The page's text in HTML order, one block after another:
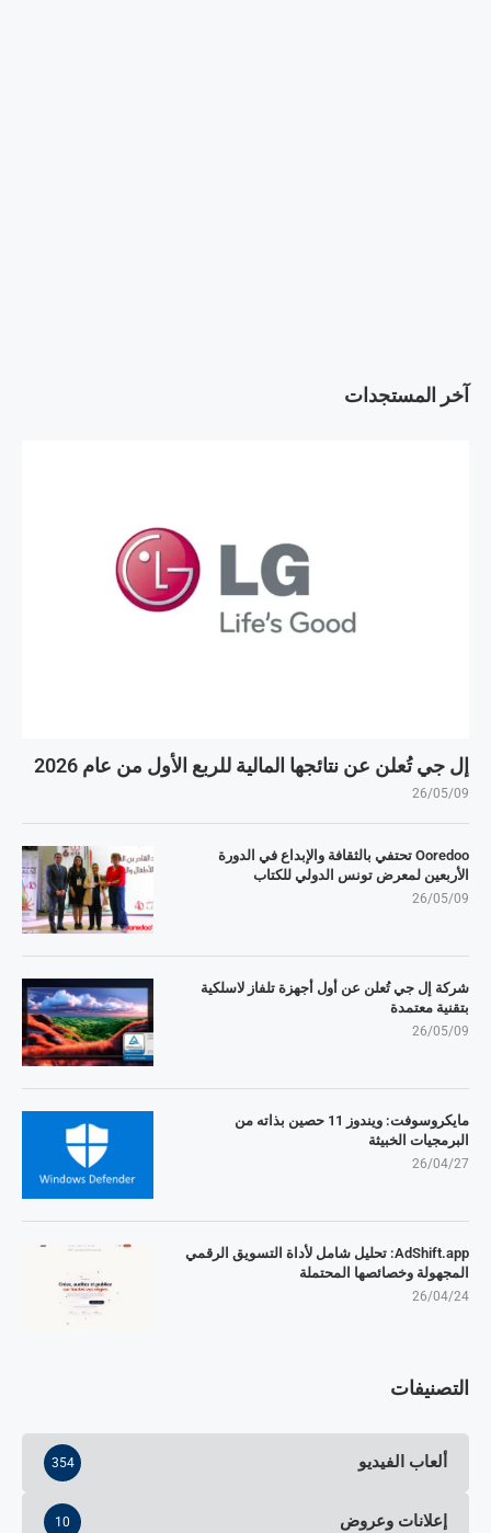
آخر المستجدات
إل جي تُعلن عن نتائجها المالية للربع الأول من عام 2026
26/05/09
Ooredoo تحتفي بالثقافة والإبداع في الدورة
الأربعين لمعرض تونس الدولي للكتاب
26/05/09
شركة إل جي تُعلن عن أول أجهزة تلفاز لاسلكية
بتقنية معتمدة
26/05/09
مايكروسوفت: ويندوز 11 حصين بذاته من
البرمجيات الخبيثة
26/04/27
AdShift.app: تحليل شامل لأداة التسويق الرقمي
المجهولة وخصائصها المحتملة
26/04/24
التصنيفات
ألعاب الفيديو 354
إعلانات وعروض 10